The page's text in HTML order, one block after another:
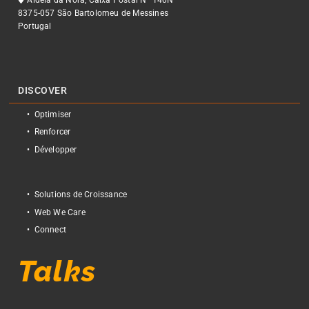
8375-057 São Bartolomeu de Messines
Portugal
DISCOVER
Optimiser
Renforcer
Développer
Solutions de Croissance
Web We Care
Connect
Talks